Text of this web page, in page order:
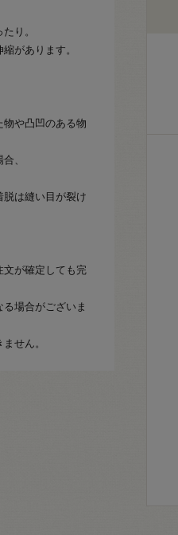
り。
があります。
や凸凹のある物
、
は縫い目が裂け
文が確定しても完
場合がございま
せん。